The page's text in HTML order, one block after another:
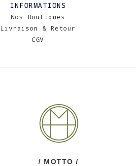
INFORMATIONS
Nos Boutiques
Livraison & Retour
CGV
/ MOTTO /